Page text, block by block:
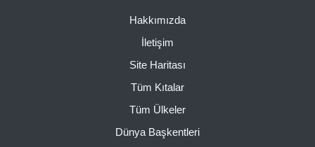
Hakkımızda
İletişim
Site Haritası
Tüm Kıtalar
Tüm Ülkeler
Dünya Başkentleri